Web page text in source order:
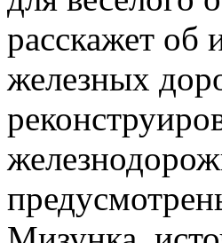
расскажет об
железных